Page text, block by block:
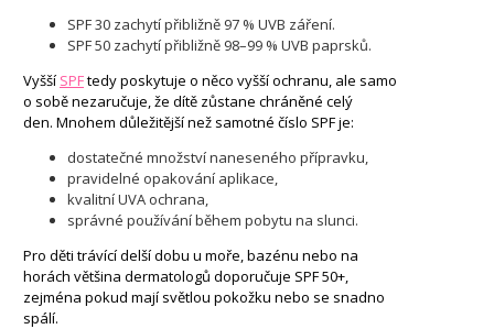
SPF 30 zachytí přibližně 97 % UVB záření.
SPF 50 zachytí přibližně 98–99 % UVB paprsků.
Vyšší SPFtedy poskytuje o něco vyšší ochranu, ale samo
o sobě nezaručuje, že dítě zůstane chráněné celý
den. Mnohem důležitější než samotné číslo SPF je:
dostatečné množství naneseného přípravku,
pravidelné opakování aplikace,
kvalitní UVA ochrana,
správné používání během pobytu na slunci.
Pro děti trávící delší dobu u moře, bazénu nebo na
horách většina dermatologů doporučuje SPF 50+,
zejména pokud mají světlou pokožku nebo se snadno
spálí.